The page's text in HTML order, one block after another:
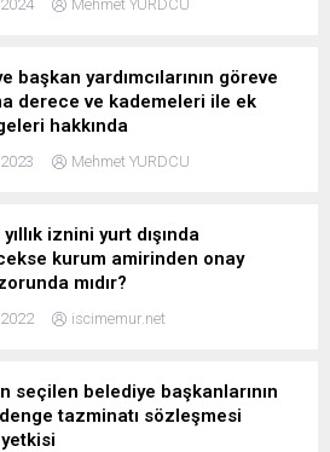
Mehmet YURDCU
başkan yardımcılarının göreve
derece ve kademeleri ile ek
hakkında
Mehmet YURDCU
iznini yurt dışında
kurum amirinden onay
mıdır?
iscimemur.net
seçilen belediye başkanlarının
tazminatı sözleşmesi